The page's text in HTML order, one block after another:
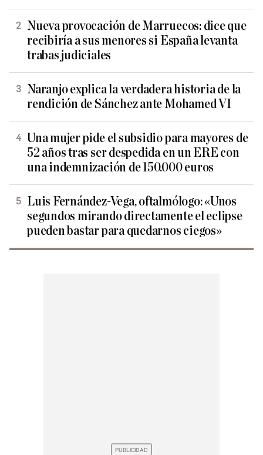
Nueva provocación de Marruecos: dice que
recibiría a sus menores si España levanta
trabas judiciales
Naranjo explica la verdadera historia de la
rendición de Sánchez ante Mohamed VI
Una mujer pide el subsidio para mayores de
52 años tras ser despedida en un ERE con
una indemnización de 150.000 euros
Luis Fernández-Vega, oftalmólogo: «Unos
segundos mirando directamente el eclipse
pueden bastar para quedarnos ciegos»